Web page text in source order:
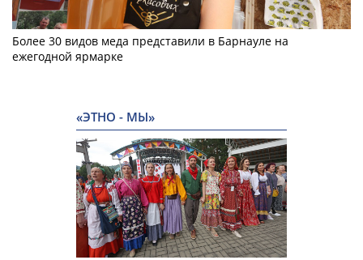
Более 30 видов меда представили в Барнауле на
ежегодной ярмарке
«ЭТНО - МЫ»